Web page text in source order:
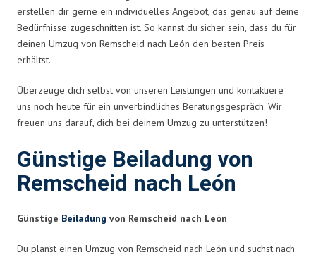
erstellen dir gerne ein individuelles Angebot, das genau auf deine
Bedürfnisse zugeschnitten ist. So kannst du sicher sein, dass du für
deinen Umzug von Remscheid nach León den besten Preis
erhältst.
Überzeuge dich selbst von unseren Leistungen und kontaktiere
uns noch heute für ein unverbindliches Beratungsgespräch. Wir
freuen uns darauf, dich bei deinem Umzug zu unterstützen!
Günstige Beiladung von
Remscheid nach León
Günstige Beiladung von Remscheid nach León
Du planst einen Umzug von Remscheid nach León und suchst nach